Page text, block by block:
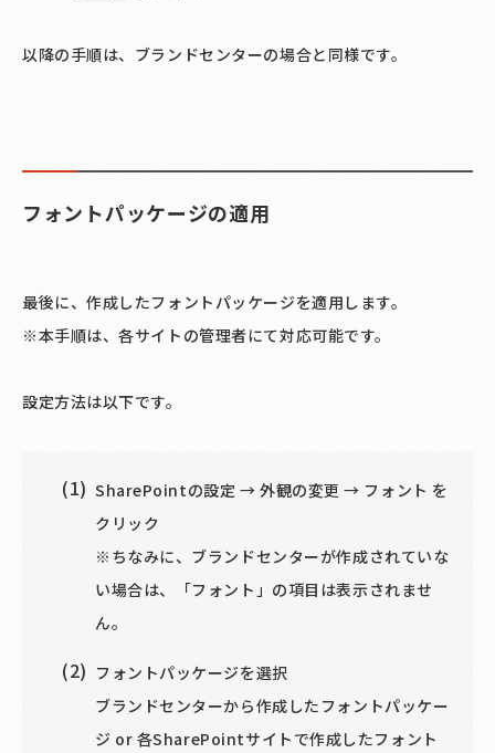
以降の手順は、ブランドセンターの場合と同様です。
フォントパッケージの適用
最後に、作成したフォントパッケージを適用します。
※本手順は、各サイトの管理者にて対応可能です。
設定方法は以下です。
SharePointの設定 → 外観の変更 → フォント を
クリック
※ちなみに、ブランドセンターが作成されていな
い場合は、「フォント」の項目は表示されませ
ん。
フォントパッケージを選択
ブランドセンターから作成したフォントパッケー
ジ or 各SharePointサイトで作成したフォント